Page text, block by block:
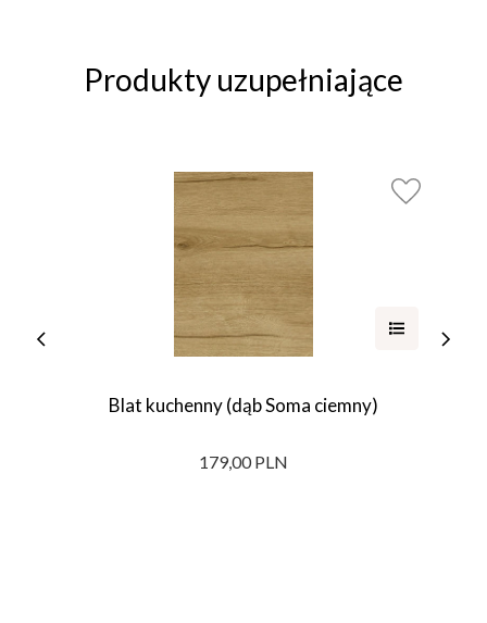
Produkty uzupełniające
Blat kuchenny (dąb Soma ciemny)
179,00 PLN